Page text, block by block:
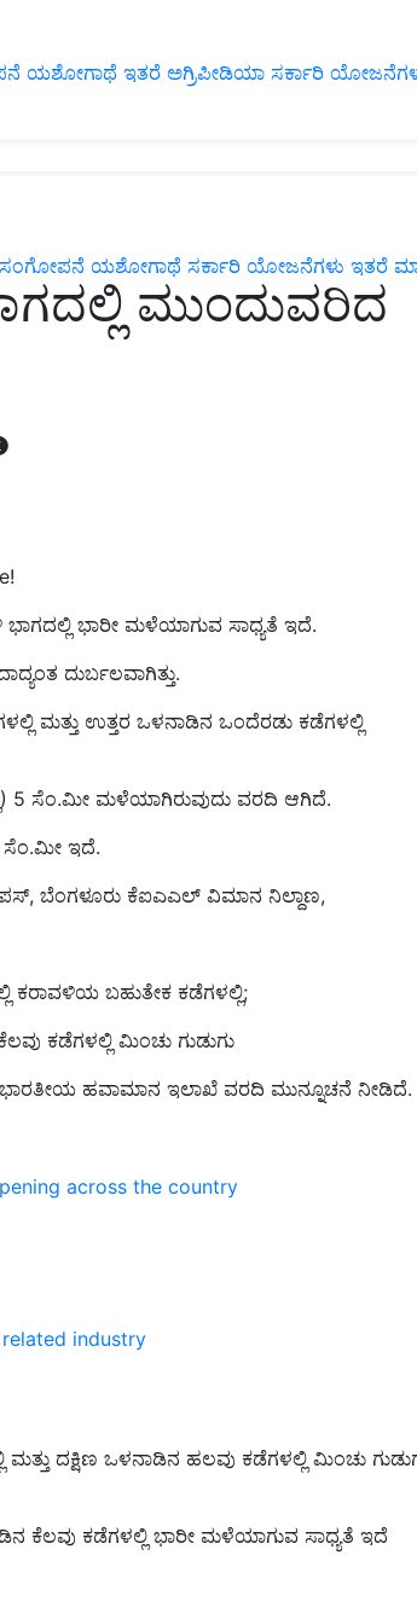
ಯಶೋಗಾಥೆ ಇತರೆ ಅಗ್ರಿಪೀಡಿಯಾ ಸರ್ಕಾರಿ
ಯಶೋಗಾಥೆ ಸರ್ಕಾರಿ ಯೋಜನೆಗಳು ಇತರೆ
across the country
industry
ಮುಂದುವರಿದ
ಭಾರೀ ಮಳೆಯಾಗುವ ಸಾಧ್ಯತೆ ಇದೆ.
ದುರ್ಬಲವಾಗಿತ್ತು.
ಮತ್ತು ಉತ್ತರ ಒಳನಾಡಿನ ಒಂದೆರಡು ಕಡೆಗಳಲ್ಲಿ
5 ಸೆಂ.ಮೀ ಮಳೆಯಾಗಿರುವುದು ವರದಿ ಆಗಿದೆ.
ಸೆಂ.ಮೀ ಇದೆ.
ಬೆಂಗಳೂರು ಕೆಐಎಎಲ್‌ ವಿಮಾನ ನಿಲ್ದಾಣ,
ಬಹುತೇಕ ಕಡೆಗಳಲ್ಲಿ;
ಕಡೆಗಳಲ್ಲಿ ಮಿಂಚು ಗುಡುಗು
ಹವಾಮಾನ ಇಲಾಖೆ ವರದಿ ಮುನ್ನೂಚನೆ ನೀಡಿದೆ.
ದಕ್ಷಿಣ ಒಳನಾಡಿನ ಹಲವು ಕಡೆಗಳಲ್ಲಿ ಮಿಂಚು
ಕೆಲವು ಕಡೆಗಳಲ್ಲಿ ಭಾರೀ ಮಳೆಯಾಗುವ ಸಾಧ್ಯತೆ ಇದೆ